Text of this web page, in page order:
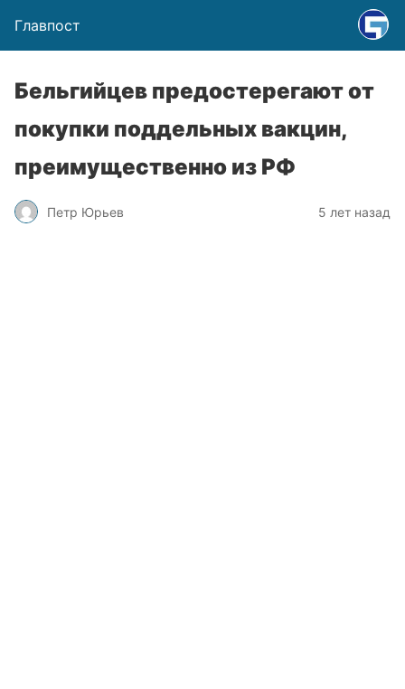
Главпост
Бельгийцев предостерегают от
покупки поддельных вакцин,
преимущественно из РФ
Петр Юрьев 5 лет назад